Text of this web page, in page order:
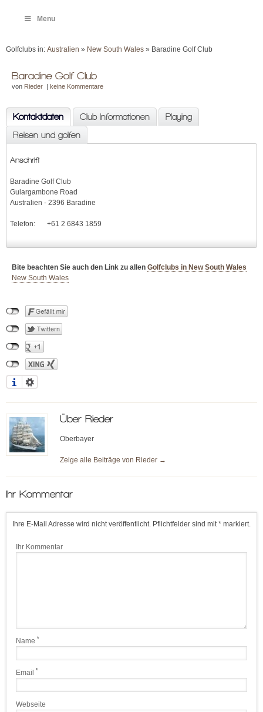
Menu
Golfclubs in: Australien » New South Wales » Baradine Golf Club
Baradine Golf Club
von Rieder | keine Kommentare
Kontaktdaten Club Informationen
Playing
Reisen und golfen
Anschrift
Baradine Golf Club
Gulargambone Road
Australien - 2396 Baradine
Telefon: +61 2 6843 1859
Bite beachten Sie auch den Link zu allen Golfclubs in New South Wales
New South Wales
Über Rieder
Oberbayer
Zeige alle Beiträge von Rieder →
Ihr Kommentar
Ihre E-Mail Adresse wird nicht veröffentlicht. Pflichtfelder sind mit * markiert.
Ihr Kommentar
Name *
Email *
Webseite